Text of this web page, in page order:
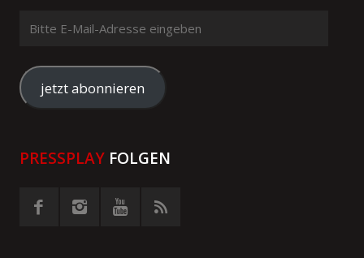
Mail-
Adresse
eingeben
jetzt abonnieren
PRESSPLAY FOLGEN